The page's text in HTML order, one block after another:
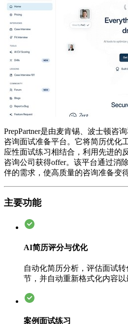
PrepPartner是由麦肯锡、波士顿咨
咨询面试准备平台。它将简历优化
应性面试练习相结合，利用先进的
咨询公司获得offer。该平台通过消
伴的需求，使高质量的咨询准备变
主要功能
AI简历评分与优化
自动化简历分析，评估面试
节，并自动重新格式化内容以
案例面试练习